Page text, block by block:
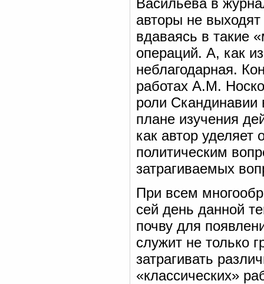
Васильева в
авторы не выходят
вдаваясь в такие
операций. А, как
неблагодарная.
работах А.М.
роли Скандинавии
плане изучения
как автор уделяет
политическим
затрагиваемых
При всем
сей день данной
почву для
служит не только
затрагивать
«классических»